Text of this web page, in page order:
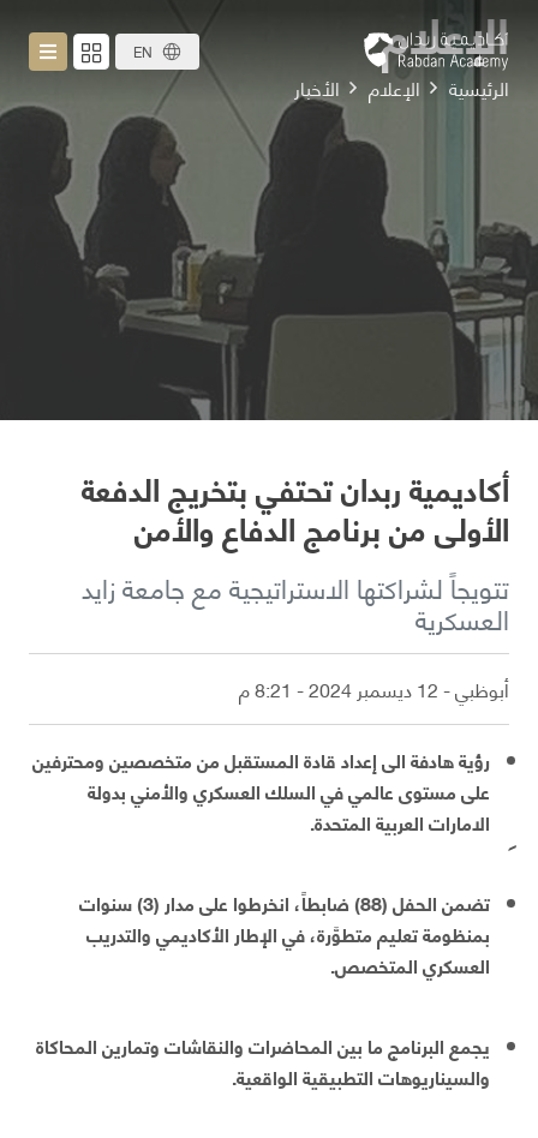
EN الإعلام
الرئيسية الإعلام الأخبار
أكاديمية ربدان تحتفي بتخريج الدفعة
الأولى من برنامج الدفاع والأمن
تتويجاً لشراكتها الاستراتيجية مع جامعة زايد
العسكرية
أبوظبي - 12 ديسمبر 2024 - 8:21 م
رؤية هادفة الى إعداد قادة المستقبل من متخصصين ومحترفين
على مستوى عالمي في السلك العسكري والأمني بدولة
الامارات العربية المتحدة.
تضمن الحفل (88) ضابطاً، انخرطوا على مدار (3) سنوات
بمنظومة تعليم متطوَّرة، في الإطار الأكاديمي والتدريب
العسكري المتخصص.
يجمع البرنامج ما بين المحاضرات والنقاشات وتمارين المحاكاة
والسيناريوهات التطبيقية الواقعية.